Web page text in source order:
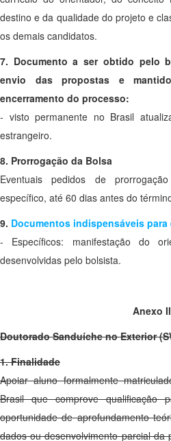
destino e da qualidade do projeto e
os demais candidatos.
7. Documento a ser obtido pelo
envio das propostas e
encerramento do processo:
- visto permanente no Brasil
estrangeiro.
8. Prorrogação da Bolsa
Eventuais pedidos de
específico, até 60 dias antes do
9. Documentos indispensáveis
- Específicos: manifestação do
desenvolvidas pelo bolsista.
Anexo
Doutorado Sanduíche no Exterior
1. Finalidade
Apoiar aluno formalmente
Brasil que comprove qualificação
oportunidade de aprofundamento
dados ou desenvolvimento parcial